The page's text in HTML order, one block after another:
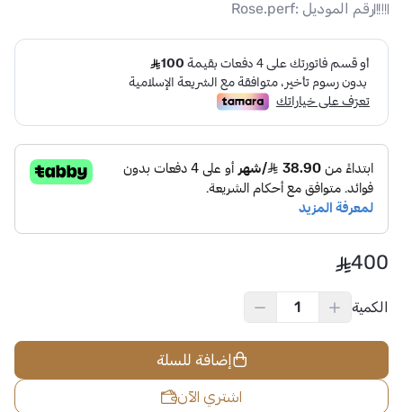
رقم الموديل :Rose.perf
400
الكمية
إضافة للسلة
اشتري الآن